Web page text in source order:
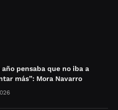
año pensaba que no iba a
más”: Mora Navarro